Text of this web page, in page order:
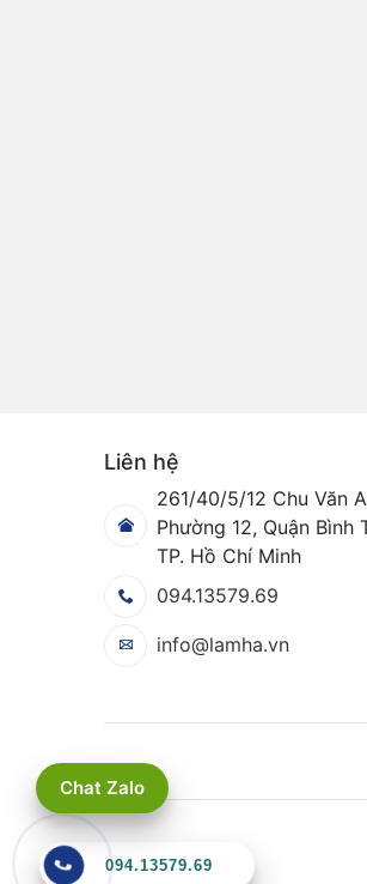
Chat Zalo
094.13579.69
Liên hệ
261/40/5/12 Chu Văn
Phường 12, Quận Bình
TP. Hồ Chí Minh
094.13579.69
info@lamha.vn